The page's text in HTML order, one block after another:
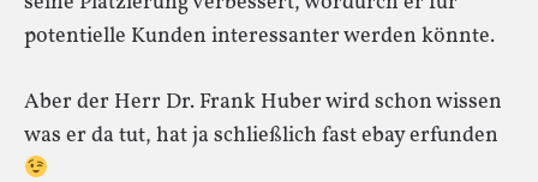
potentielle Kunden interessanter werden könnte.
Aber der Herr Dr. Frank Huber wird schon wissen
was er da tut, hat ja schließlich fast ebay erfunden